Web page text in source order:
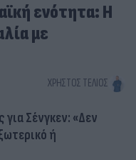
ενότητα: Η
με
ΧΡΉΣΤΟΣ ΤΈΛΙΟΣ
Σένγκεν: «Δεν
ή